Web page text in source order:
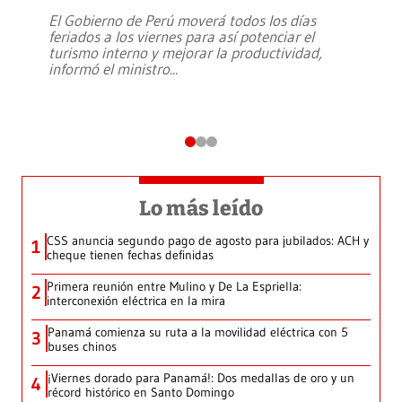
El Gobierno de Perú moverá todos los días
feriados a los viernes para así potenciar el
turismo interno y mejorar la productividad,
informó el ministro...
Lo más leído
1 CSS anuncia segundo pago de agosto para jubilados: ACH y
cheque tienen fechas definidas
2 Primera reunión entre Mulino y De La Espriella:
interconexión eléctrica en la mira
3 Panamá comienza su ruta a la movilidad eléctrica con 5
buses chinos
4 ¡Viernes dorado para Panamá!: Dos medallas de oro y un
récord histórico en Santo Domingo